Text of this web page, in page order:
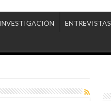
INVESTIGACIÓN ENTREVISTAS